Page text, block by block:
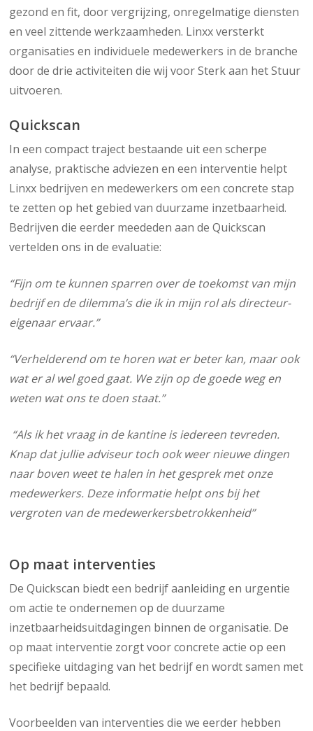
gezond en fit, door vergrijzing, onregelmatige diensten
en veel zittende werkzaamheden. Linxx versterkt
organisaties en individuele medewerkers in de branche
door de drie activiteiten die wij voor Sterk aan het Stuur
uitvoeren.
Quickscan
In een compact traject bestaande uit een scherpe
analyse, praktische adviezen en een interventie helpt
Linxx bedrijven en medewerkers om een concrete stap
te zetten op het gebied van duurzame inzetbaarheid.
Bedrijven die eerder meededen aan de Quickscan
vertelden ons in de evaluatie:
“Fijn om te kunnen sparren over de toekomst van mijn
bedrijf en de dilemma’s die ik in mijn rol als directeur-
eigenaar ervaar.”
“Verhelderend om te horen wat er beter kan, maar ook
wat er al wel goed gaat. We zijn op de goede weg en
weten wat ons te doen staat.”
“Als ik het vraag in de kantine is iedereen tevreden.
Knap dat jullie adviseur toch ook weer nieuwe dingen
naar boven weet te halen in het gesprek met onze
medewerkers. Deze informatie helpt ons bij het
vergroten van de medewerkersbetrokkenheid”
Op maat interventies
De Quickscan biedt een bedrijf aanleiding en urgentie
om actie te ondernemen op de duurzame
inzetbaarheidsuitdagingen binnen de organisatie. De
op maat interventie zorgt voor concrete actie op een
specifieke uitdaging van het bedrijf en wordt samen met
het bedrijf bepaald.
Voorbeelden van interventies die we eerder hebben